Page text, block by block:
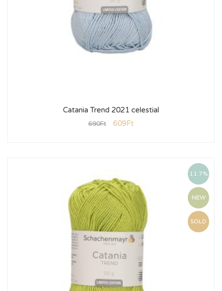
Catania Trend 2021 celestial
690Ft 609Ft
11.7%
NEW
SOLD